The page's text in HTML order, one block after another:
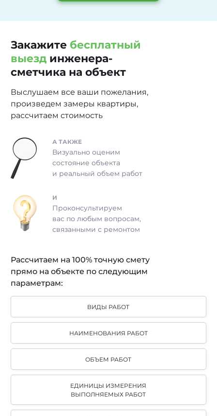
Закажите бесплатный
выезд инженера-
сметчика на объект
Визуально оценим
состояние объекта
и реальный объем работ
Выслушаем все ваши пожелания,
произведем замеры квартиры,
рассчитаем стоимость
А ТАКЖЕ
Проконсультируем
вас по любым вопросам,
связанными с ремонтом
И
Рассчитаем на 100% точную смету
прямо на объекте по следующим
параметрам:
ВИДЫ РАБОТ
НАИМЕНОВАНИЯ РАБОТ
ОБЪЕМ РАБОТ
ЕДИНИЦЫ ИЗМЕРЕНИЯ
ВЫПОЛНЯЕМЫХ РАБОТ